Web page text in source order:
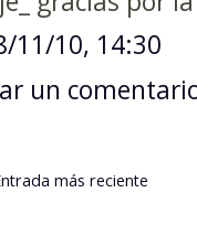
11/10, 14:30
un
más reciente